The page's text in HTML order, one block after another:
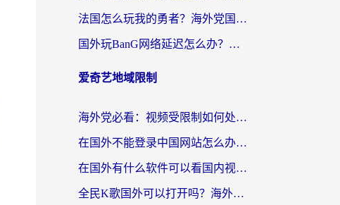
法国怎么玩我的勇者？海外党国服游戏不卡攻略，附3款热门游戏加速实测
国外玩BanG网络延迟怎么办？海外玩家亲测有效的国服游戏加速指南
爱奇艺地域限制
海外党必看：视频受限制如何处理？3步解决国内剧番“看不了”难题
在国外不能登录中国网站怎么办？3步选对回国加速器，无缝刷剧、办业务
在国外有什么软件可以看国内视频？留学生亲测的追剧救星来了
全民K歌国外可以打开吗？海外党听歌听书无限制的实用指南